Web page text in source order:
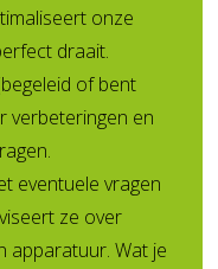
onze
draait.
of bent
verbeteringen en
eventuele vragen
ze over
apparatuur. Wat je